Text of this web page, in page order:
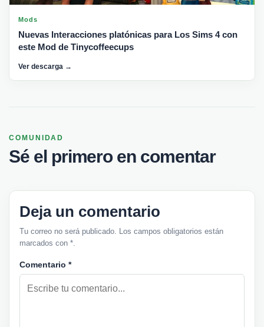
Mods
Nuevas Interacciones platónicas para Los Sims 4 con
este Mod de Tinycoffeecups
Ver descarga →
COMUNIDAD
Sé el primero en comentar
Deja un comentario
Tu correo no será publicado. Los campos obligatorios están
marcados con *.
Comentario *